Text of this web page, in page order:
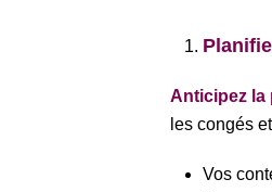
Anticipez la
les congés
Vos